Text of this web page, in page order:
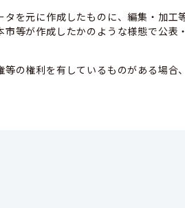
を元に作成したものに、編集・加工
等が作成したかのような様態で公表
の権利を有しているものがある場合